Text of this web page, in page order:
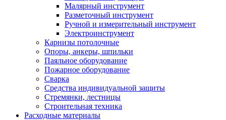
Малярный инструмент
Разметочный инструмент
Ручной и измерительный инструмент
Электроинструмент
Карнизы потолочные
Опоры, анкеры, шпильки
Паяльное оборудование
Пожарное оборудование
Сварка
Средства индивидуальной защиты
Стремянки, лестницы
Строительная техника
Расходные материалы